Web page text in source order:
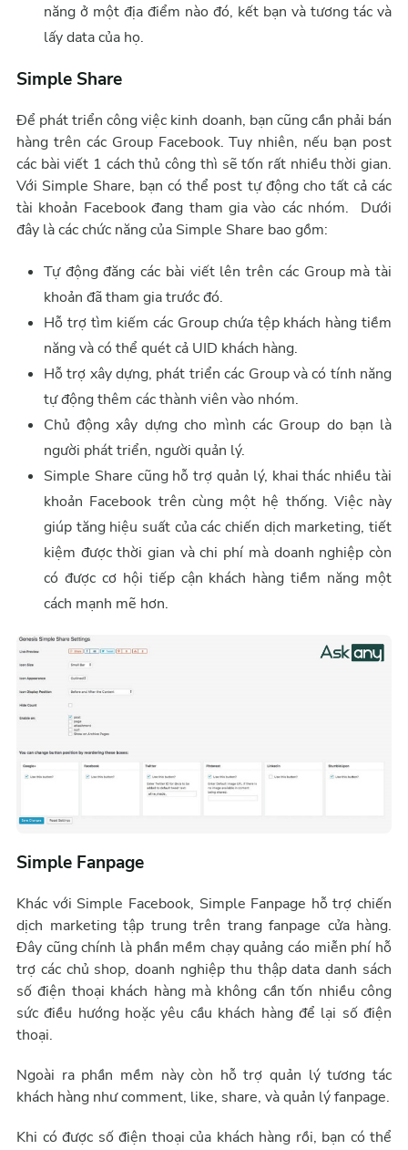
năng ở một địa điểm nào đó, kết bạn và tương tác và
lấy data của họ.
Simple Share
Để phát triển công việc kinh doanh, bạn cũng cần phải bán
hàng trên các Group Facebook. Tuy nhiên, nếu bạn post
các bài viết 1 cách thủ công thì sẽ tốn rất nhiều thời gian.
Với Simple Share, bạn có thể post tự động cho tất cả các
tài khoản Facebook đang tham gia vào các nhóm. Dưới
đây là các chức năng của Simple Share bao gồm:
Tự động đăng các bài viết lên trên các Group mà tài
khoản đã tham gia trước đó.
Hỗ trợ tìm kiếm các Group chứa tệp khách hàng tiềm
năng và có thể quét cả UID khách hàng.
Hỗ trợ xây dựng, phát triển các Group và có tính năng
tự động thêm các thành viên vào nhóm.
Chủ động xây dựng cho mình các Group do bạn là
người phát triển, người quản lý.
Simple Share cũng hỗ trợ quản lý, khai thác nhiều tài
khoản Facebook trên cùng một hệ thống. Việc này
giúp tăng hiệu suất của các chiến dịch marketing, tiết
kiệm được thời gian và chi phí mà doanh nghiệp còn
có được cơ hội tiếp cận khách hàng tiềm năng một
cách mạnh mẽ hơn.
Simple Fanpage
Khác với Simple Facebook, Simple Fanpage hỗ trợ chiến
dịch marketing tập trung trên trang fanpage cửa hàng.
Đây cũng chính là phần mềm chạy quảng cáo miễn phí hỗ
trợ các chủ shop, doanh nghiệp thu thập data danh sách
số điện thoại khách hàng mà không cần tốn nhiều công
sức điều hướng hoặc yêu cầu khách hàng để lại số điện
thoại.
Ngoài ra phần mềm này còn hỗ trợ quản lý tương tác
khách hàng như comment, like, share, và quản lý fanpage.
Khi có được số điện thoại của khách hàng rồi, bạn có thể